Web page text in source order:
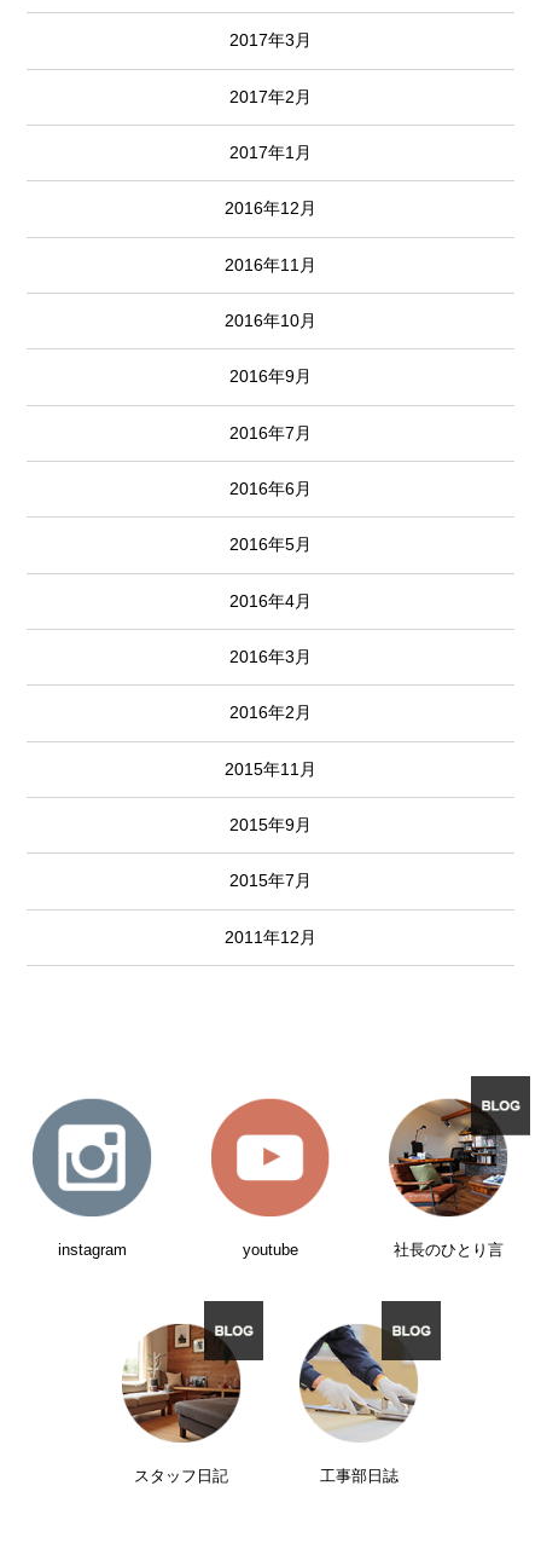
2017年3月
2017年2月
2017年1月
2016年12月
2016年11月
2016年10月
2016年9月
2016年7月
2016年6月
2016年5月
2016年4月
2016年3月
2016年2月
2015年11月
2015年9月
2015年7月
2011年12月
instagram youtube 社長のひとり言
スタッフ日記 工事部日誌